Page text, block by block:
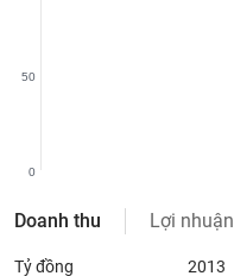
0
50
Doanh thu Lợi nhuận
Tỷ đồng 2013
Dịch